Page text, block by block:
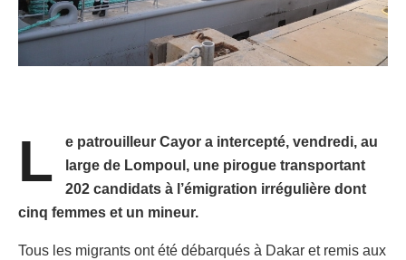
L
e patrouilleur Cayor a intercepté, vendredi, au
large de Lompoul, une pirogue transportant
202 candidats à l’émigration irrégulière dont
cinq femmes et un mineur.
Tous les migrants ont été débarqués à Dakar et remis aux